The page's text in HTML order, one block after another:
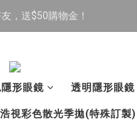
滿$699免運
，送$50購物金！
形眼鏡 透明隱形眼鏡
浩視彩色散光季拋(特殊訂製)